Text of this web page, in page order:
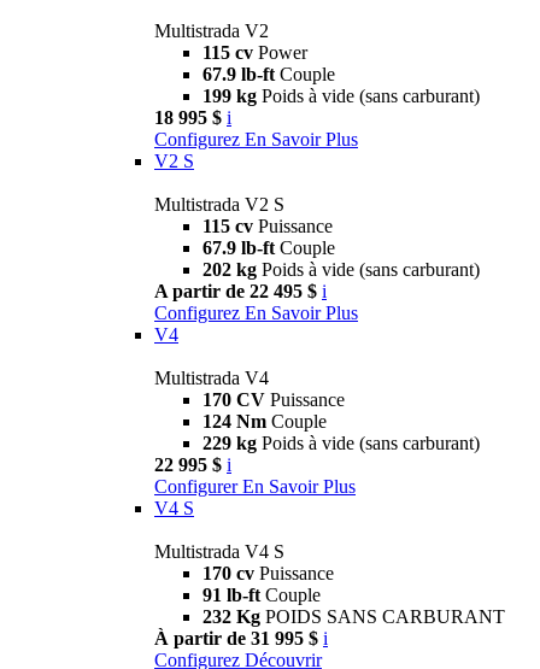
Multistrada V2
115 cv Power
67.9 lb-ft Couple
199 kg Poids à vide (sans carburant)
18 995 $ i
Configurez En Savoir Plus
V2 S
Multistrada V2 S
115 cv Puissance
67.9 lb-ft Couple
202 kg Poids à vide (sans carburant)
A partir de 22 495 $ i
Configurez En Savoir Plus
V4
Multistrada V4
170 CV Puissance
124 Nm Couple
229 kg Poids à vide (sans carburant)
22 995 $ i
Configurer En Savoir Plus
V4 S
Multistrada V4 S
170 cv Puissance
91 lb-ft Couple
232 Kg POIDS SANS CARBURANT
À partir de 31 995 $ i
Configurez Découvrir